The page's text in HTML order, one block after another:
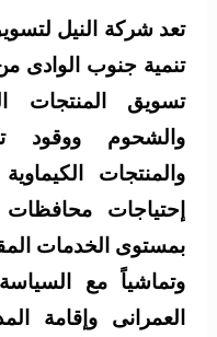
تعد شركة النيل
تنمية جنوب الوادى
تسويق المنتجات
والشحوم ووقود
والمنتجات
إحتياجات
بمستوى الخدمات
وتماشياً مع
العمرانى وإقامة